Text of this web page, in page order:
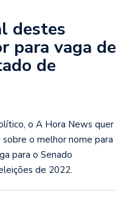
destes
para vaga de
de
o A Hora News quer
sobre o melhor nome para
para o Senado
de 2022.